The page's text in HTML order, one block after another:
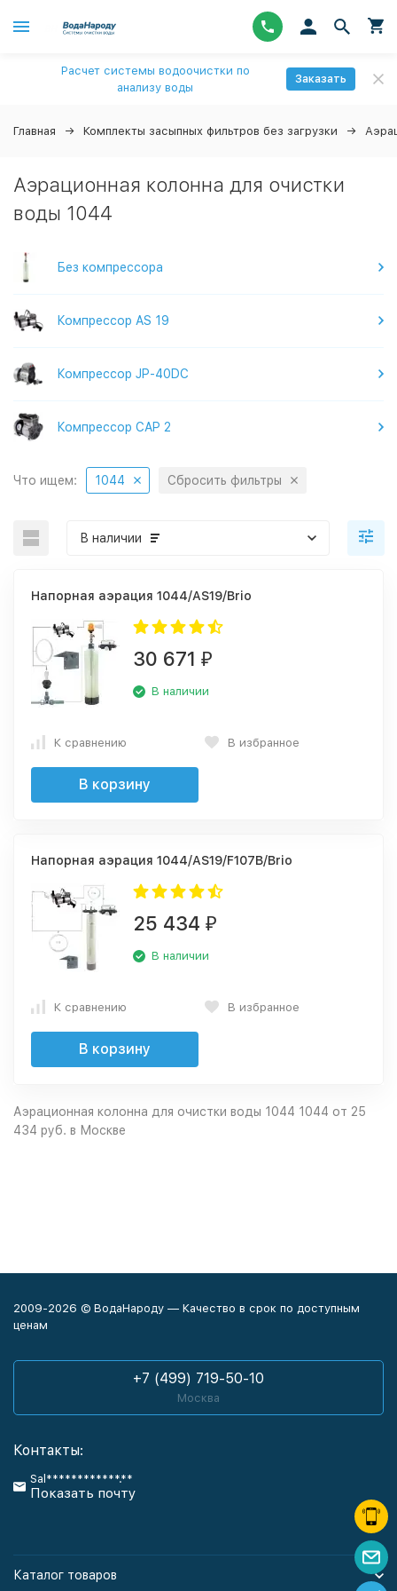
Расчет системы водоочистки по
анализу воды
Заказать
Главная Комплекты засыпных фильтров без загрузки
Аэрационная колонна для очистки
воды 1044
Без компрессора
Компрессор AS 19
Компрессор JP-40DC
Компрессор CAP 2
Что ищем: 1044 Сбросить фильтры
В наличии
Напорная аэрация 1044/AS19/Brio
30 671 ₽
В наличии
К сравнению В избранное
В корзину
Напорная аэрация 1044/AS19/F107B/Brio
25 434 ₽
В наличии
К сравнению В избранное
В корзину
Аэрационная колонна для очистки воды 1044 1044 от 25
434 руб. в Москве
2009-2026 © ВодаНароду — Качество в срок по доступным
ценам
+7 (499) 719-50-10
Москва
Контакты:
Sal************.**
Показать почту
Каталог товаров